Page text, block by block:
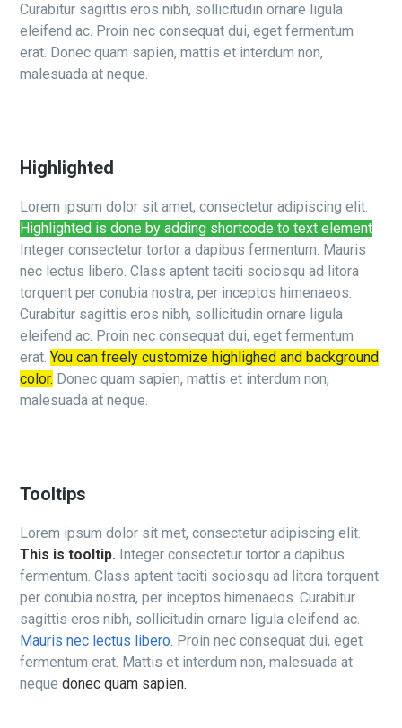
Curabitur sagittis eros nibh, sollicitudin ornare ligula
eleifend ac. Proin nec consequat dui, eget fermentum
erat. Donec quam sapien, mattis et interdum non,
malesuada at neque.
Highlighted
Lorem ipsum dolor sit amet, consectetur adipiscing elit.
Highlighted is done by adding shortcode to text element
Integer consectetur tortor a dapibus fermentum. Mauris
nec lectus libero. Class aptent taciti sociosqu ad litora
torquent per conubia nostra, per inceptos himenaeos.
Curabitur sagittis eros nibh, sollicitudin ornare ligula
eleifend ac. Proin nec consequat dui, eget fermentum
erat.You can freely customize highlighed and background
color. Donec quam sapien, mattis et interdum non,
malesuada at neque.
Tooltips
Lorem ipsum dolor sit met, consectetur adipiscing elit.
This is tooltip. Integer consectetur tortor a dapibus
fermentum. Class aptent taciti sociosqu ad litora torquent
per conubia nostra, per inceptos himenaeos. Curabitur
sagittis eros nibh, sollicitudin ornare ligula eleifend ac.
Mauris nec lectus libero. Proin nec consequat dui, eget
fermentum erat. Mattis et interdum non, malesuada at
nequedonec quam sapien.